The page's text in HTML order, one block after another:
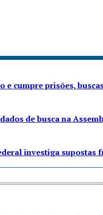
e cumpre prisões,
de busca na
investiga supostas